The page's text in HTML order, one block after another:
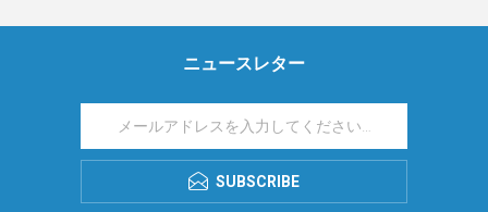
ニュースレター
SUBSCRIBE